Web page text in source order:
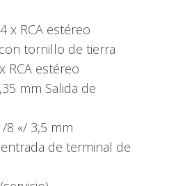
x RCA estéreo
tornillo de tierra
RCA estéreo
mm Salida de
8 «/ 3,5 mm
de terminal de